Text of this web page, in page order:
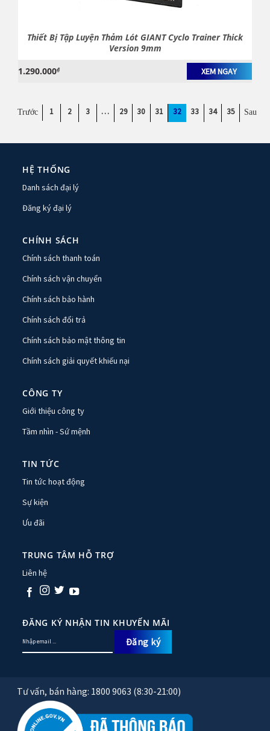
Thiết Bị Tập Luyện Thảm Lót GIANT Cyclo Trainer Thick
Version 9mm
1.290.000₫ XEM NGAY
1 2 3 … 29 30 31 32 33 34 35
HỆ THỐNG
Danh sách đại lý
Đăng ký đại lý
CHÍNH SÁCH
Chính sách thanh toán
Chính sách vận chuyển
Chính sách bảo hành
Chính sách đổi trả
Chính sách bảo mật thông tin
Chính sách giải quyết khiếu nại
CÔNG TY
Giới thiệu công ty
Tầm nhìn - Sứ mệnh
TIN TỨC
Tin tức hoạt động
Sự kiện
Ưu đãi
TRUNG TÂM HỖ TRỢ
Liên hệ
ĐĂNG KÝ NHẬN TIN KHUYẾN MÃI
Tư vấn, bán hàng: 1800 9063 (8:30-21:00)